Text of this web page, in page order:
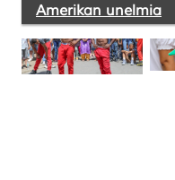
Amerikan unelmia